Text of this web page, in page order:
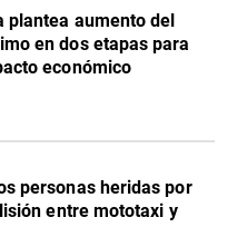
plantea aumento del
en dos etapas para
económico
personas heridas por
entre mototaxi y